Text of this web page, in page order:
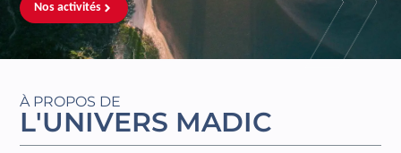
Nos activités
À PROPOS DE
L'UNIVERS MADIC